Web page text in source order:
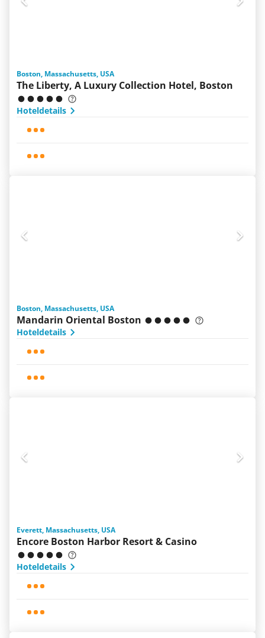
Boston, Massachusetts, USA
The Liberty, A Luxury Collection Hotel, Boston
Hoteldetails
Boston, Massachusetts, USA
Mandarin Oriental Boston
Hoteldetails
Everett, Massachusetts, USA
Encore Boston Harbor Resort & Casino
Hoteldetails